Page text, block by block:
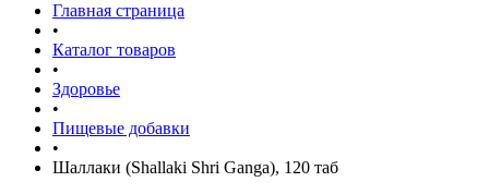
Главная страница
•
Каталог товаров
•
Здоровье
•
Пищевые добавки
•
Шаллаки (Shallaki Shri Ganga), 120 таб